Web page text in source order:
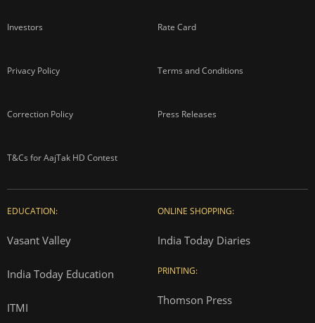
Investors Rate Card
Privacy Policy Terms and Conditions
Correction Policy Press Releases
T&Cs for AajTak HD Contest
EDUCATION:
Vasant Valley
India Today Education
ITMI
ONLINE SHOPPING:
India Today Diaries
PRINTING:
Thomson Press